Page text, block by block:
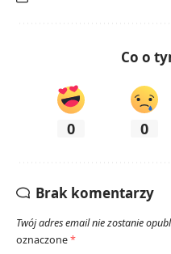
Co o
0 0
Brak komentarzy
Twój adres email nie zostanie
oznaczone*